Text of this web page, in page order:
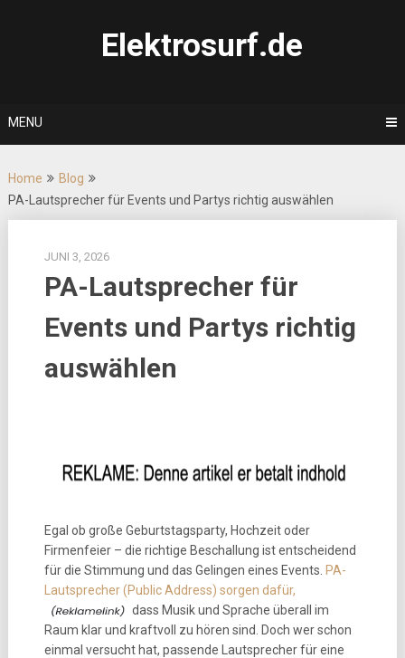
Elektrosurf.de
MENU
Home
Blog
PA-Lautsprecher für Events und Partys richtig auswählen
JUNI 3, 2026
PA-Lautsprecher für
Events und Partys richtig
auswählen
Egal ob große Geburtstagsparty, Hochzeit oder
Firmenfeier – die richtige Beschallung ist entscheidend
für die Stimmung und das Gelingen eines Events. PA-
Lautsprecher (Public Address) sorgen dafür,
dass Musik und Sprache überall im
Raum klar und kraftvoll zu hören sind. Doch wer schon
einmal versucht hat, passende Lautsprecher für eine